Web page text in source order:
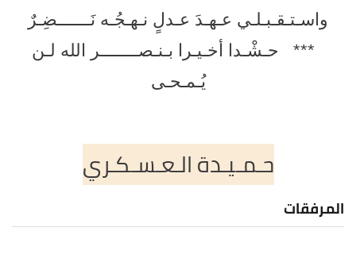
واسـتـقـبـلـي عـهـدَ عـدلٍ نـهـجُـه نَـــــــضِـرٌ
*** حـشْـدا أخـيـرا بـنـصــــــــر الله لـن
يُـمـحـى
حـمـيـدة الـعـسـكـري
المرفقات